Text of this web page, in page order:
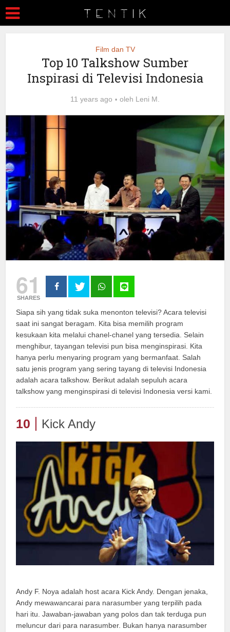
Film dan TV
Top 10 Talkshow Sumber
Inspirasi di Televisi Indonesia
11 years ago oleh Leni M.
61
SHARES
Siapa sih yang tidak suka menonton televisi? Acara televisi
saat ini sangat beragam. Kita bisa memilih program
kesukaan kita melalui chanel-chanel yang tersedia. Selain
menghibur, tayangan televisi pun bisa menginspirasi. Kita
hanya perlu menyaring program yang bermanfaat. Salah
satu jenis program yang sering tayang di televisi Indonesia
adalah acara talkshow. Berikut adalah sepuluh acara
talkshow yang menginspirasi di televisi Indonesia versi kami.
10 Kick Andy
Andy F. Noya adalah host acara Kick Andy. Dengan jenaka,
Andy mewawancarai para narasumber yang terpilih pada
hari itu. Jawaban-jawaban yang polos dan tak terduga pun
meluncur dari para narasumber. Bukan hanya narasumber